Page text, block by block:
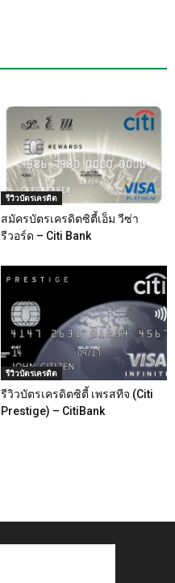
รีวิวบัตรเครดิต
สมัครบัตรเครดิตซิตี้เอ็ม วีซ่า
รีวอร์ด – Citi Bank
รีวิวบัตรเครดิต
รีวิวบัตรเครดิตซิตี้ เพรสทีจ (Citi
Prestige) – CitiBank